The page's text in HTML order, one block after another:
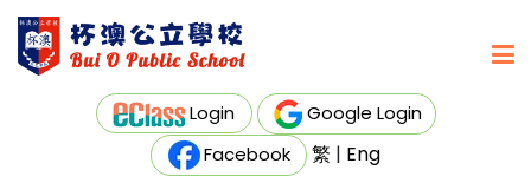
Login
Google Login
Facebook
繁 | Eng